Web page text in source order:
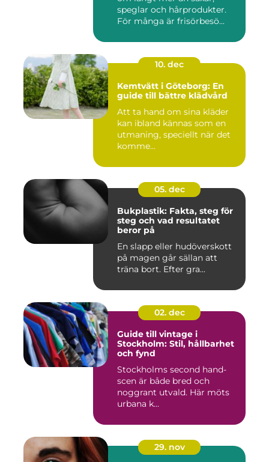
speglar och hårprodukter.
För många är frisörbesö...
10. dec
Kemtvätt i Göteborg: En
guide till bättre klädvård
Att ta hand om sina kläder
kan ibland kännas som en
utmaning, speciellt när det
komme...
05. dec
Bukplastik: Fakta, steg för
steg och vad resultatet
beror på
En slapp eller hudöverskott
på magen går sällan att
träna bort. Efter gra...
02. dec
Guide till vintage i
Stockholm: Stil, hållbarhet
och fynd
Stockholms second hand-
scen är både bred och
noggrant utvald. Här möts
urbana k...
29. nov